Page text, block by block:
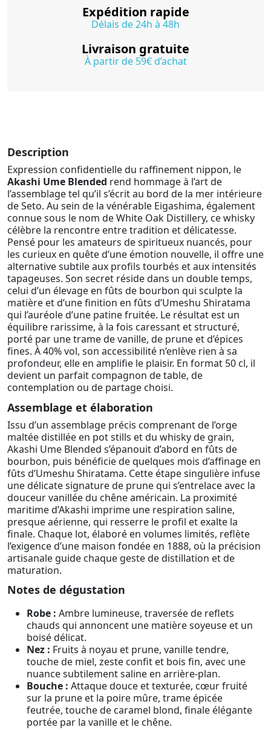
Expédition rapide
Délais de 24h à 48h
Livraison gratuite
À partir de 59€ d’achat
Description
Expression confidentielle du raffinement nippon, le
Akashi Ume Blended rend hommage à l’art de
l’assemblage tel qu’il s’écrit au bord de la mer intérieure
de Seto. Au sein de la vénérable Eigashima, également
connue sous le nom de White Oak Distillery, ce whisky
célèbre la rencontre entre tradition et délicatesse.
Pensé pour les amateurs de spiritueux nuancés, pour
les curieux en quête d’une émotion nouvelle, il offre une
alternative subtile aux profils tourbés et aux intensités
tapageuses. Son secret réside dans un double temps,
celui d’un élevage en fûts de bourbon qui sculpte la
matière et d’une finition en fûts d’Umeshu Shiratama
qui l’auréole d’une patine fruitée. Le résultat est un
équilibre rarissime, à la fois caressant et structuré,
porté par une trame de vanille, de prune et d’épices
fines. À 40% vol, son accessibilité n’enlève rien à sa
profondeur, elle en amplifie le plaisir. En format 50 cl, il
devient un parfait compagnon de table, de
contemplation ou de partage choisi.
Assemblage et élaboration
Issu d’un assemblage précis comprenant de l’orge
maltée distillée en pot stills et du whisky de grain,
Akashi Ume Blended s’épanouit d’abord en fûts de
bourbon, puis bénéficie de quelques mois d’affinage en
fûts d’Umeshu Shiratama. Cette étape singulière infuse
une délicate signature de prune qui s’entrelace avec la
douceur vanillée du chêne américain. La proximité
maritime d’Akashi imprime une respiration saline,
presque aérienne, qui resserre le profil et exalte la
finale. Chaque lot, élaboré en volumes limités, reflète
l’exigence d’une maison fondée en 1888, où la précision
artisanale guide chaque geste de distillation et de
maturation.
Notes de dégustation
Robe : Ambre lumineuse, traversée de reflets
chauds qui annoncent une matière soyeuse et un
boisé délicat.
Nez : Fruits à noyau et prune, vanille tendre,
touche de miel, zeste confit et bois fin, avec une
nuance subtilement saline en arrière-plan.
Bouche : Attaque douce et texturée, cœur fruité
sur la prune et la poire mûre, trame épicée
feutrée, touche de caramel blond, finale élégante
portée par la vanille et le chêne.